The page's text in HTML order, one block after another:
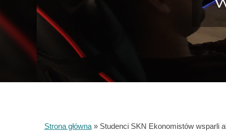
Strona główna » Studenci SKN Ekonomistów wsparli